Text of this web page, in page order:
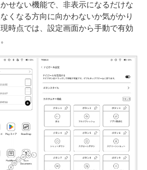
せない機能で、非表示になるだけな
くなる方向に向かわないか気がかり
時点では、設定画面から手動で有効